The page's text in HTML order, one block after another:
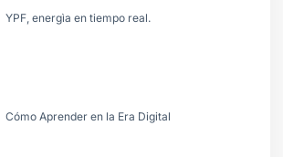
YPF, energìa en tiempo real.
Cómo Aprender en la Era Digital